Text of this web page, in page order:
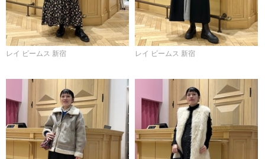
レイ ビームス 新宿 レイ ビームス 新宿